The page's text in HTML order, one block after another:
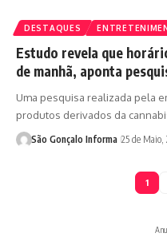
DESTAQUES
Estudo revela que
de manhã, aponta
Uma pesquisa realizada pela
produtos derivados da
São Gonçalo Informa 25 de Maio,
1